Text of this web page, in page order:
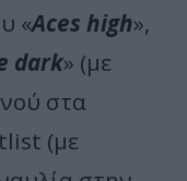
«Aces high»,
dark» (με
στα
(με